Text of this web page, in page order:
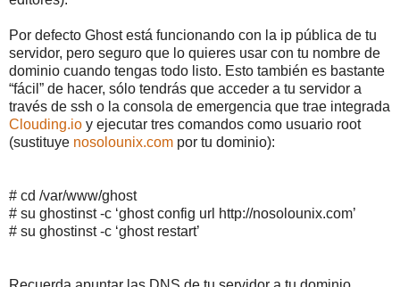
Por defecto Ghost está funcionando con la ip pública de tu
servidor, pero seguro que lo quieres usar con tu nombre de
dominio cuando tengas todo listo. Esto también es bastante
“fácil” de hacer, sólo tendrás que acceder a tu servidor a
través de ssh o la consola de emergencia que trae integrada
Clouding.io y ejecutar tres comandos como usuario root
(sustituye nosolounix.com por tu dominio):
# cd /var/www/ghost
# su ghostinst -c ‘ghost config url http://nosolounix.com’
# su ghostinst -c ‘ghost restart’